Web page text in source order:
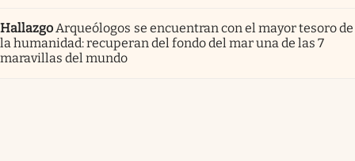
Hallazgo Arqueólogos se encuentran con el mayor tesoro de
la humanidad: recuperan del fondo del mar una de las 7
maravillas del mundo